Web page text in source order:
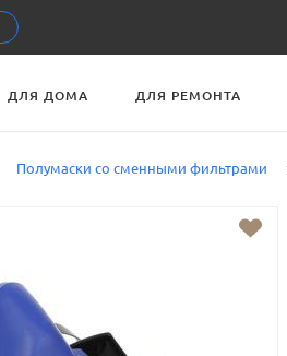
ДЛЯ ДОМА ДЛЯ РЕМОНТА
Полумаски со сменными фильтрами